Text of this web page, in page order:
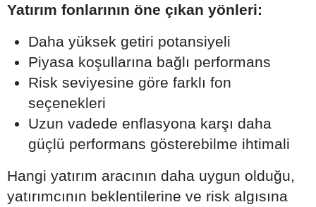
Yatırım fonlarının öne çıkan yönleri:
Daha yüksek getiri potansiyeli
Piyasa koşullarına bağlı performans
Risk seviyesine göre farklı fon
seçenekleri
Uzun vadede enflasyona karşı daha
güçlü performans gösterebilme ihtimali
Hangi yatırım aracının daha uygun olduğu,
yatırımcının beklentilerine ve risk algısına